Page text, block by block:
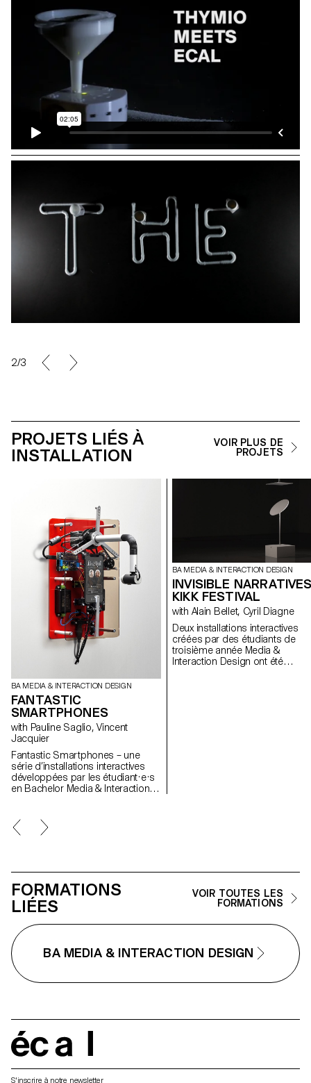
2/3
PROJETS LIÉS À
INSTALLATION
VOIR PLUS DE
PROJETS
BA MEDIA & INTERACTION DESIGN
FANTASTIC
SMARTPHONES
with Pauline Saglio, Vincent
Jacquier
Fantastic Smartphones – une
série d’installations interactives
développées par les étudiant·e·s
en Bachelor Media & Interaction
relation avec les smartphones et
la façon dont ils influencent notre
BA MEDIA & INTERACTION DESIGN
INVISIBLE
KIKK FESTIVAL
with Alain Bellet, Cyril Diagne
Deux installations interactives
créées par des étudiants de
troisième année Media &
Interaction Design ont été
FORMATIONS
LIÉES
VOIR TOUTES LES
FORMATIONS
BA MEDIA & INTERACTION DESIGN
S'inscrire à notre newsletter